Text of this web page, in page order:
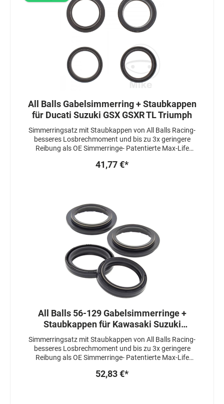
All Balls Gabelsimmerring + Staubkappen
für Ducati Suzuki GSX GSXR TL Triumph
Simmerringsatz mit Staubkappen von All Balls Racing-
besseres Losbrechmoment und bis zu 3x geringere
Reibung als OE Simmerringe- Patentierte Max-Life
erhöht- Simmerringe sind 3 fach gedichtet-
41,77 €*
All Balls 56-129 Gabelsimmerringe +
Staubkappen für Kawasaki Suzuki
Yamaha Honda 41x53x8 mm
Simmerringsatz mit Staubkappen von All Balls Racing-
besseres Losbrechmoment und bis zu 3x geringere
Reibung als OE Simmerringe- Patentierte Max-Life
erhöht- Simmerringe sind 3 fach gedichtet-
52,83 €*